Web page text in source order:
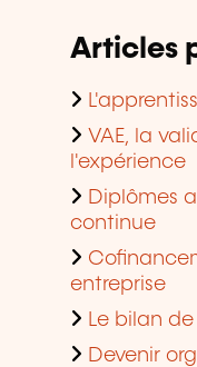
Articles
VAE, la
l'expérience
Diplômes
continue
entreprise
Le bilan
Devenir